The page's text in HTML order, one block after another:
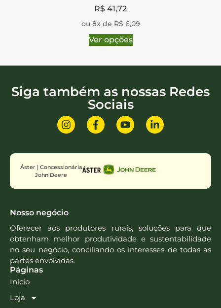
R$ 41,72
ou 8x de R$ 6,09
Ver opções
Siga também as nossas Redes
Sociais
Áster | Concessionária
John Deere
Nosso negócio
Oferecer aos produtores rurais, soluções para que
obtenham melhor produtividade e sustentabilidade
no seu negócio, conciliando os interesses de todas as
partes envolvidas.
Páginas
Início
Loja